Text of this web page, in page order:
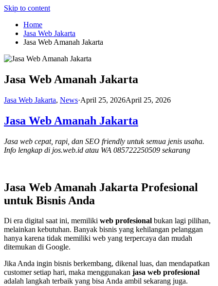
Skip to content
Home
Jasa Web Jakarta
Jasa Web Amanah Jakarta
Jasa Web Amanah Jakarta
Jasa Web Jakarta, News·April 25, 2026April 25, 2026
Jasa Web Amanah Jakarta
Jasa web cepat, rapi, dan SEO friendly untuk semua jenis usaha.
Info lengkap di jos.web.id atau WA 085722250509 sekarang
Jasa Web Amanah Jakarta Profesional
untuk Bisnis Anda
Di era digital saat ini, memiliki web profesional bukan lagi pilihan,
melainkan kebutuhan. Banyak bisnis yang kehilangan pelanggan
hanya karena tidak memiliki web yang terpercaya dan mudah
ditemukan di Google.
Jika Anda ingin bisnis berkembang, dikenal luas, dan mendapatkan
customer setiap hari, maka menggunakan jasa web profesional
adalah langkah terbaik yang bisa Anda ambil sekarang juga.